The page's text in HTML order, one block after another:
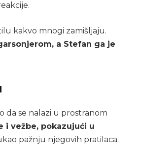
kakvo mnogi zamišljaju.
a Stefan ga je
da se nalazi u prostranom
i vežbe, pokazujući u
pažnju njegovih pratilaca.